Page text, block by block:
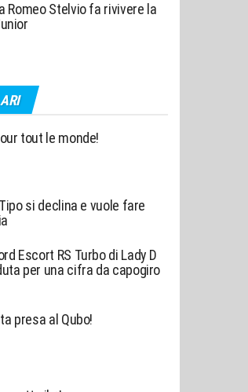
Romeo Stelvio fa rivivere la
tout le monde!
si declina e vuole fare
Escort RS Turbo di Lady D
per una cifra da capogiro
presa al Qubo!